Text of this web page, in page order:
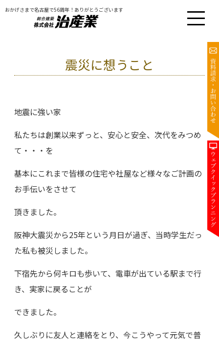
おかげさまで名古屋で56周年！ありがとうございます
震災に想うこと
地震に強い家
私たちは創業以来ずっと、安心と安全、次代をみつめ
て・・・を
基本にこれまで皆様の住宅や社屋など様々なご計画の
お手伝いをさせて
頂きました。
阪神大震災から25年という月日が過ぎ、当時学生だっ
た私も被災しました。
下宿先から何キロも歩いて、電車が出ている駅まで行
き、実家に戻ることが
できました。
久しぶりに友人と連絡をとり、今こうやって元気で普